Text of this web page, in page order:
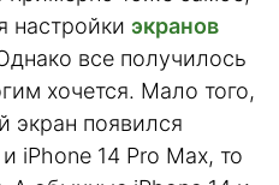
настройки экранов
все получилось
хочется. Мало того,
экран появился
iPhone 14 Pro Max, то